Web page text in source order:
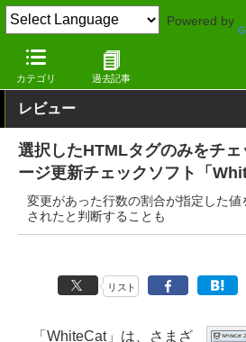
Powered by
カテゴリ 過去記事
窓の杜 インターネット
レビュー
選択したHTMLタグのみをチ
ージ更新チェックソフト「
変更があった行数の割合が指定した
されたと判断することも
リスト
「WhiteCat」は、さまざ